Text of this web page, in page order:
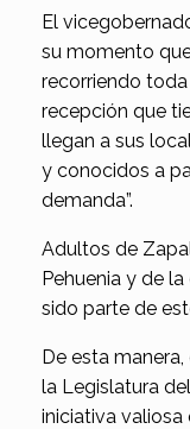
El
su momento
recorriendo
recepción que
llegan a sus
y conocidos a
demanda”.
Adultos de
Pehuenia y de
sido parte de
De esta
la Legislatura
iniciativa